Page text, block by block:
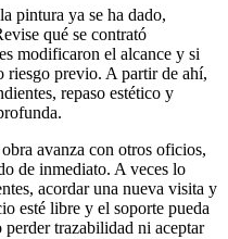
pintura ya se ha dado,
qué se contrató
modificaron el alcance y si
riesgo previo. A partir de ahí,
repaso estético y
avanza con otros oficios,
de inmediato. A veces lo
acordar una nueva visita y
esté libre y el soporte pueda
trazabilidad ni aceptar